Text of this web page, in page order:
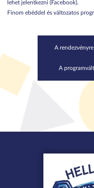
lehet jelentkezni (Facebook).
Finom ebéddel és változatos
A
A